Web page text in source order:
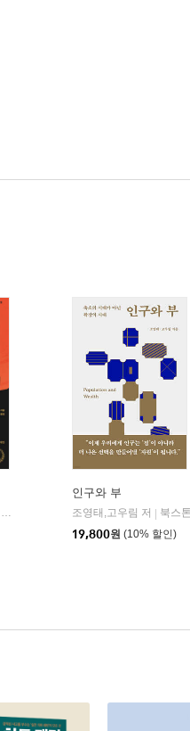
유리 그니지 저/안기순 역
인구와 부
조영태,고우림 저
북스톤
19,800원 (10% 할인)